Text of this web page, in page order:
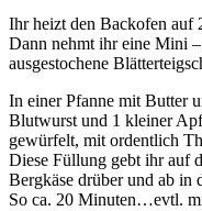
Ihr heizt den Backofen auf
Dann nehmt ihr eine Mini
ausgestochene
In einer Pfanne mit Butter
Blutwurst und 1 kleiner
gewürfelt, mit ordentlich
Diese Füllung gebt ihr auf
Bergkäse drüber und ab in
So ca. 20 Minuten…evtl.